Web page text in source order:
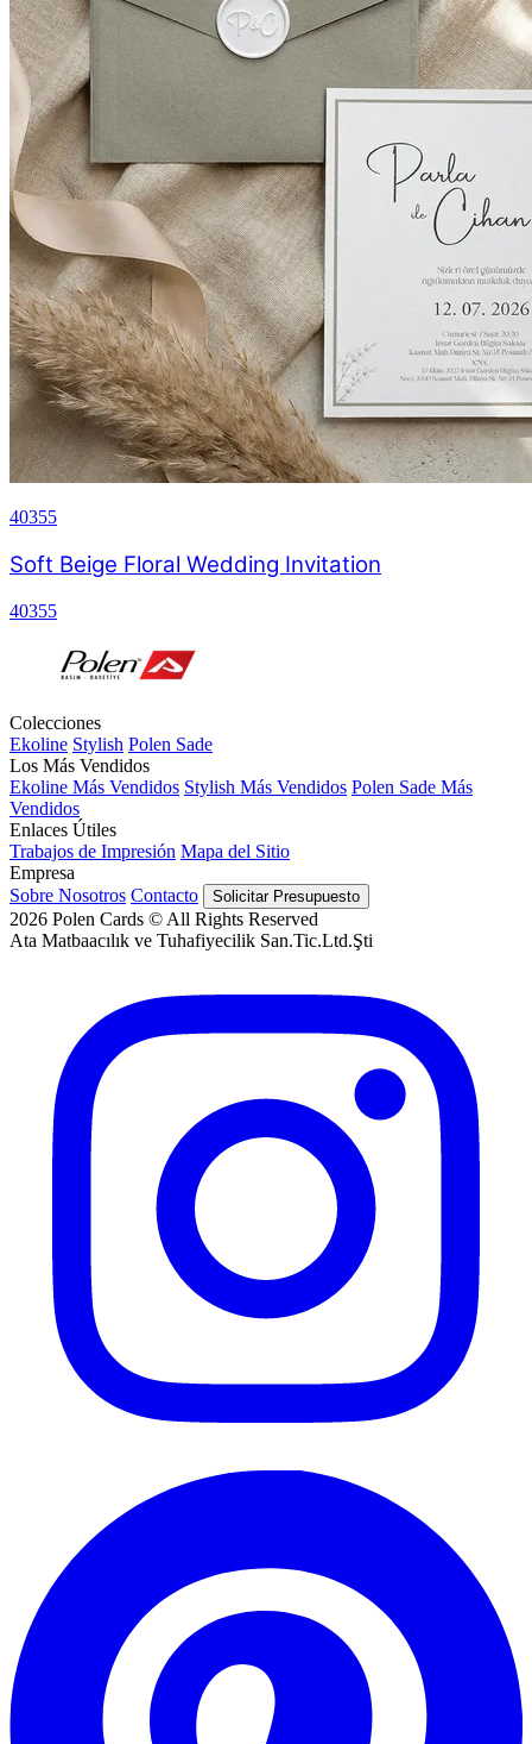
40355
Soft Beige Floral Wedding Invitation
40355
Colecciones
Ekoline Stylish Polen Sade
Los Más Vendidos
Ekoline Más Vendidos Stylish Más Vendidos Polen Sade Más
Vendidos
Enlaces Útiles
Trabajos de Impresión Mapa del Sitio
Empresa
Sobre Nosotros Contacto Solicitar Presupuesto
2026 Polen Cards © All Rights Reserved
Ata Matbaacılık ve Tuhafiyecilik San.Tic.Ltd.Şti